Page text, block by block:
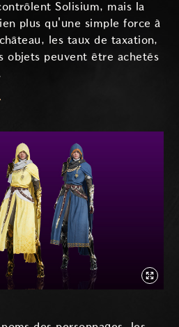
Solisium, mais la
plus qu'une simple force à
les taux de taxation,
objets peuvent être achetés